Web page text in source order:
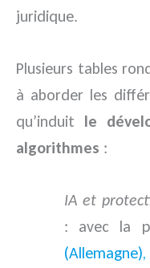
juridique.
Plusieurs tables
à aborder les
qu’induit le
algorithmes :
IA et
: avec la
(Allemagne),